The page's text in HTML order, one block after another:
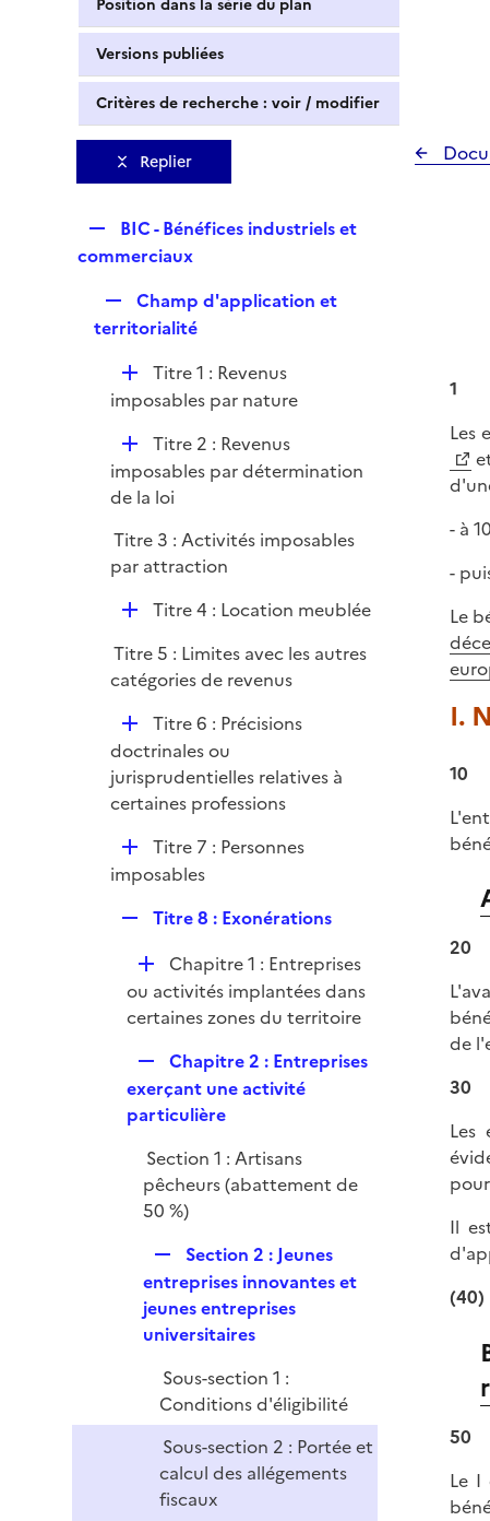
Position dans la série du plan
Versions publiées
Critères de recherche : voir / modifier
Replier
e
l
i
BIC - Bénéfices industriels et
commerciaux
e
l
i
e
r
Champ d'application et
territorialité
D
é
i
e
Titre 1 : Revenus
imposables par nature
D
é
p
i
e
Titre 2 : Revenus
imposables par détermination
de la loi
Titre 3 : Activités imposables
par attraction
D
p
l
e
r
Titre 4 : Location meublée
Titre 5 : Limites avec les autres
catégories de revenus
D
é
p
l
r
Titre 6 : Précisions
doctrinales ou
jurisprudentielles relatives à
certaines professions
D
é
i
e
r
Titre 7 : Personnes
imposables
p
l
i
Titre 8 : Exonérations
D
é
p
e
r
Chapitre 1 : Entreprises
ou activités implantées dans
certaines zones du territoire
e
p
i
e
r
Chapitre 2 : Entreprises
exerçant une activité
particulière
Section 1 : Artisans
pêcheurs (abattement de
50 %)
e
p
l
e
r
Section 2 : Jeunes
entreprises innovantes et
jeunes entreprises
universitaires
Sous-section 1 :
Conditions d'éligibilité
Sous-section 2 : Portée et
calcul des allégements
fiscaux
1
Les
- à
-
Le
I.
10
20
de
30
Les
Il
(40)
50
Le I